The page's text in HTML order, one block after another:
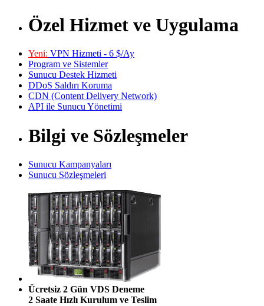
Özel Hizmet ve Uygulama
Yeni: VPN Hizmeti - 6 $/Ay
Program ve Sistemler
Sunucu Destek Hizmeti
DDoS Saldırı Koruma
CDN (Content Delivery Network)
API ile Sunucu Yönetimi
Bilgi ve Sözleşmeler
Sunucu Kampanyaları
Sunucu Sözleşmeleri
Ücretsiz 2 Gün VDS Deneme
2 Saate Hızlı Kurulum ve Teslim